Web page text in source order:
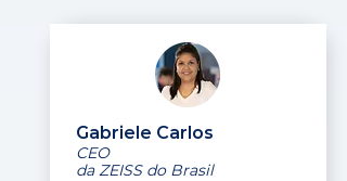
Gabriele Carlos
CEO
da ZEISS do Brasil